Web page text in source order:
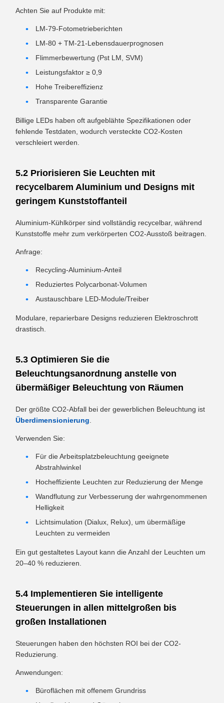
Achten Sie auf Produkte mit:
LM-79-Fotometrieberichten
LM-80 + TM-21-Lebensdauerprognosen
Flimmerbewertung (Pst LM, SVM)
Leistungsfaktor ≥ 0,9
Hohe Treibereffizienz
Transparente Garantie
Billige LEDs haben oft aufgeblähte Spezifikationen oder
fehlende Testdaten, wodurch versteckte CO2-Kosten
verschleiert werden.
5.2 Priorisieren Sie Leuchten mit
recycelbarem Aluminium und Designs mit
geringem Kunststoffanteil
Aluminium-Kühlkörper sind vollständig recycelbar, während
Kunststoffe mehr zum verkörperten CO2-Ausstoß beitragen.
Anfrage:
Recycling-Aluminium-Anteil
Reduziertes Polycarbonat-Volumen
Austauschbare LED-Module/Treiber
Modulare, reparierbare Designs reduzieren Elektroschrott
drastisch.
5.3 Optimieren Sie die
Beleuchtungsanordnung anstelle von
übermäßiger Beleuchtung von Räumen
Der größte CO2-Abfall bei der gewerblichen Beleuchtung ist
Überdimensionierung
Verwenden Sie:
Für die Arbeitsplatzbeleuchtung geeignete
Abstrahlwinkel
Hocheffiziente Leuchten zur Reduzierung der Menge
Wandflutung zur Verbesserung der wahrgenommenen
Helligkeit
Lichtsimulation (Dialux, Relux), um übermäßige
Leuchten zu vermeiden
Ein gut gestaltetes Layout kann die Anzahl der Leuchten um
20–40 % reduzieren.
5.4 Implementieren Sie intelligente
Steuerungen in allen mittelgroßen bis
großen Installationen
Steuerungen haben den höchsten ROI bei der CO2-
Reduzierung.
Anwendungen:
Büroflächen mit offenem Grundriss